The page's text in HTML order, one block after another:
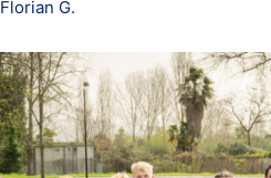
Florian G.